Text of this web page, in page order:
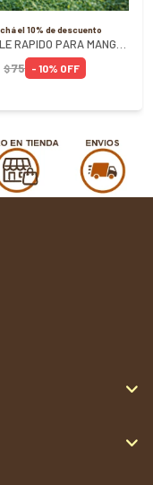
el 10% de descuento
$75 10